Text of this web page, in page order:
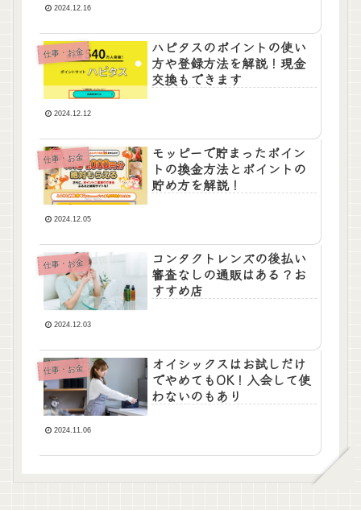
2024.12.16
仕事・お金
ハピタスのポイントの使い
方や登録方法を解説！現金
交換もできます
2024.12.12
仕事・お金
モッピーで貯まったポイン
トの換金方法とポイントの
貯め方を解説！
2024.12.05
仕事・お金
コンタクトレンズの後払い
審査なしの通販はある？お
すすめ店
2024.12.03
仕事・お金
オイシックスはお試しだけ
でやめてもOK！入会して使
わないのもあり
2024.11.06